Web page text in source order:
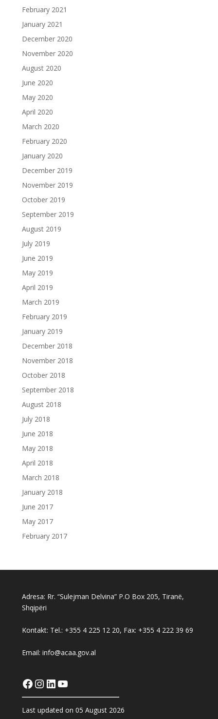
February 2021
January 2021
December 2020
November 2020
August 2020
June 2020
May 2020
April 2020
March 2020
February 2020
January 2020
December 2019
November 2019
October 2019
September 2019
August 2019
July 2019
June 2019
May 2019
April 2019
March 2019
February 2019
January 2019
December 2018
November 2018
October 2018
September 2018
August 2018
July 2018
June 2018
May 2018
April 2018
March 2018
January 2018
June 2017
May 2017
February 2017
Adresa: Rr. “Sulejman Delvina” P.O Box 205, Tiranë,
Shqipëri
Kontakt: Tel.: +355 4 225 12 20, Fax: +355 4 222 39 69
Email: info@acaa.gov.al
Facebook
Instagram
LinkedIn
YouTube
Last updated on 05 August 2026